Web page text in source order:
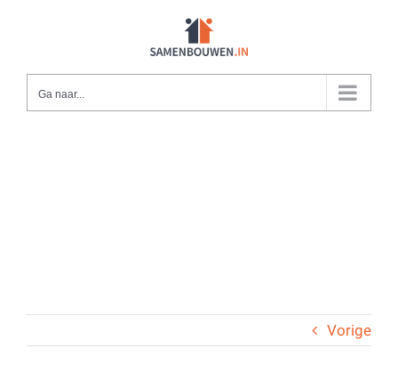
Ga naar...
Vorige